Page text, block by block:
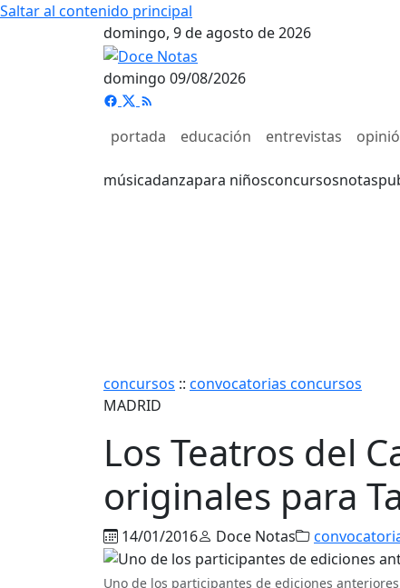
Saltar al contenido principal
domingo, 9 de agosto de 2026
domingo 09/08/2026
portada educación entrevistas
músicadanzapara niñosconcursosnotas
concursos :: convocatorias concursos
MADRID
Los Teatros del
originales para
14/01/2016 Doce Notas
Uno de los participantes de ediciones anteriores